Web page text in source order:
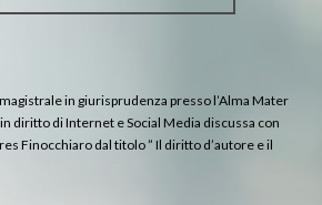
in giurisprudenza presso l’Alma Mater
diritto di Internet e Social Media discussa con
Finocchiaro dal titolo ” Il diritto d’autore e il